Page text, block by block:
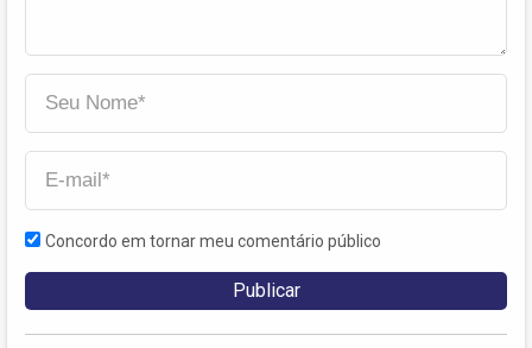
Concordo em tornar meu comentário público